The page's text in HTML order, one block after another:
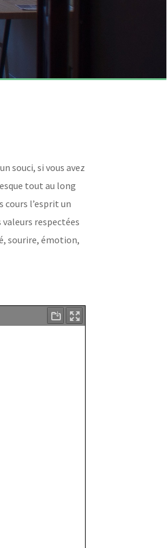
souci, si vous avez
tout au long
cours l’esprit un
respectées
sourire, émotion,